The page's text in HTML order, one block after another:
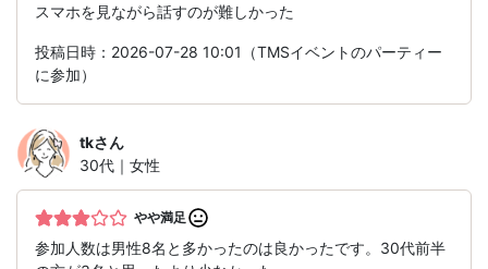
スマホを見ながら話すのが難しかった
投稿日時：2026-07-28 10:01（TMSイベントのパーティー
に参加）
tkさん
30代｜女性
やや満足
参加人数は男性8名と多かったのは良かったです。30代前半